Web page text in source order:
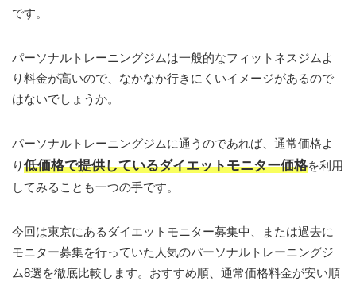
です。
パーソナルトレーニングジムは一般的なフィットネスジムよ
り料金が高いので、なかなか行きにくいイメージがあるので
はないでしょうか。
パーソナルトレーニングジムに通うのであれば、通常価格よ
り低価格で提供しているダイエットモニター価格を利用
してみることも一つの手です。
今回は東京にあるダイエットモニター募集中、または過去に
モニター募集を行っていた人気のパーソナルトレーニングジ
ム8選を徹底比較します。おすすめ順、通常価格料金が安い順